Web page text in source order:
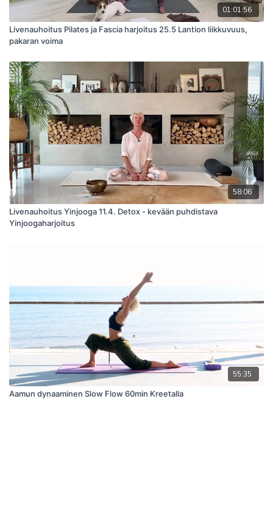
01:01:56
Livenauhoitus Pilates ja Fascia harjoitus 25.5 Lantion liikkuvuus,
pakaran voima
58:06
Livenauhoitus Yinjooga 11.4. Detox - kevään puhdistava
Yinjoogaharjoitus
55:35
Aamun dynaaminen Slow Flow 60min Kreetalla